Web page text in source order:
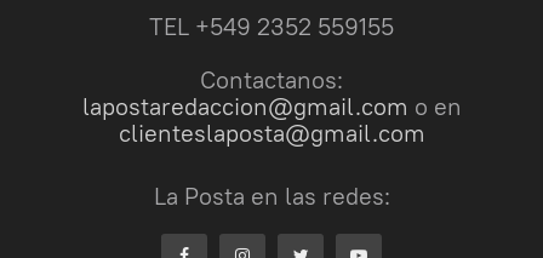
TEL +549 2352 559155
Contactanos:
lapostaredaccion@gmail.com o en
clienteslaposta@gmail.com
La Posta en las redes: